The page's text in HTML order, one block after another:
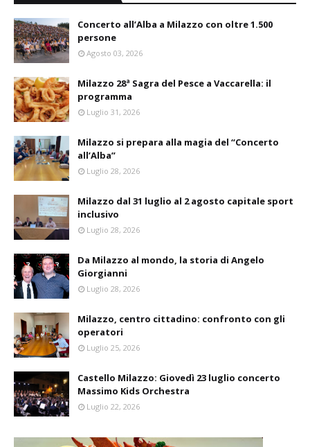
Concerto all’Alba a Milazzo con oltre 1.500
persone
Agosto 03, 2026
Milazzo 28ª Sagra del Pesce a Vaccarella: il
programma
Luglio 31, 2026
Milazzo si prepara alla magia del “Concerto
all’Alba”
Luglio 28, 2026
Milazzo dal 31 luglio al 2 agosto capitale sport
inclusivo
Luglio 28, 2026
Da Milazzo al mondo, la storia di Angelo
Giorgianni
Luglio 28, 2026
Milazzo, centro cittadino: confronto con gli
operatori
Luglio 25, 2026
Castello Milazzo: Giovedì 23 luglio concerto
Massimo Kids Orchestra
Luglio 22, 2026